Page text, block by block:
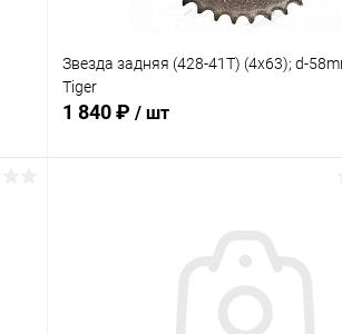
Звезда задняя (428-41Т) (4x63); d-
Tiger
1 840 ₽ / шт